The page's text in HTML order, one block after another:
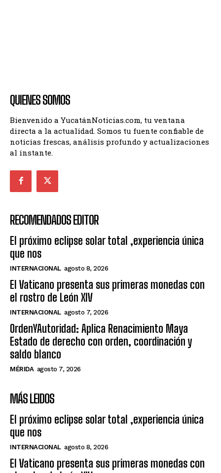
QUIENES SOMOS
Bienvenido a YucatánNoticias.com, tu ventana
directa a la actualidad. Somos tu fuente confiable de
noticias frescas, análisis profundo y actualizaciones
al instante.
RECOMENDADOS EDITOR
El próximo eclipse solar total ,experiencia única
que nos
INTERNACIONAL agosto 8, 2026
El Vaticano presenta sus primeras monedas con
el rostro de León XIV
INTERNACIONAL agosto 7, 2026
OrdenYAutoridad: Aplica Renacimiento Maya
Estado de derecho con orden, coordinación y
saldo blanco
MÉRIDA agosto 7, 2026
MÁS LEIDOS
El próximo eclipse solar total ,experiencia única
que nos
INTERNACIONAL agosto 8, 2026
El Vaticano presenta sus primeras monedas con